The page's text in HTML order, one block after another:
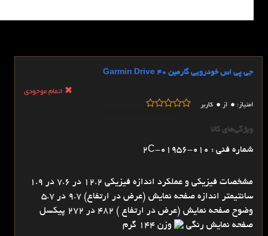
جی پی اس خودرویی گارمین Garmin Drive 40
اتمام موجودی
امتیاز: 0 از 0 کاربر
ویژگی‌های کالا
شماره فنی : 010-01956-2C
مشخصات فیزیکی و عملکرد اندازه فیزیکی 12.2 در 7.6 در 1.9
سانتیمتر اندازه صفحه نمایش (عرض در ارتفاع) 9.7 در 5.7
وضوح صفحه نمایش (عرض در ارتفاع ) 482 در 272 پیکسل
صفحه نمایش رنگی
وزن 144 گرم